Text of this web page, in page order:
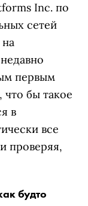
Inc. по
сетей
первым
бы такое
в
все
проверяя,
будто